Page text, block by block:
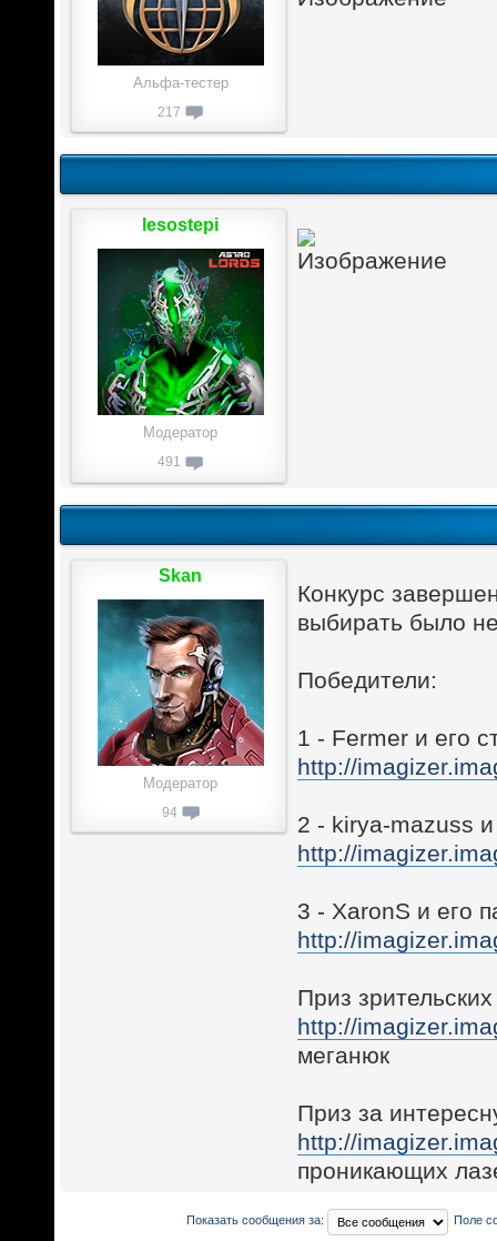
Альфа-тестер
217
lesostepi
Модератор
491
Конкурс
выбирать было
Победители:
1 - Fermer и его
http://
2 - kirya-mazuss
http://
3 - XaronS и его
http://
Приз
http://
меганюк
Приз за
http://
проникающих
Skan
Модератор
94
Показать сообщения за: Поле